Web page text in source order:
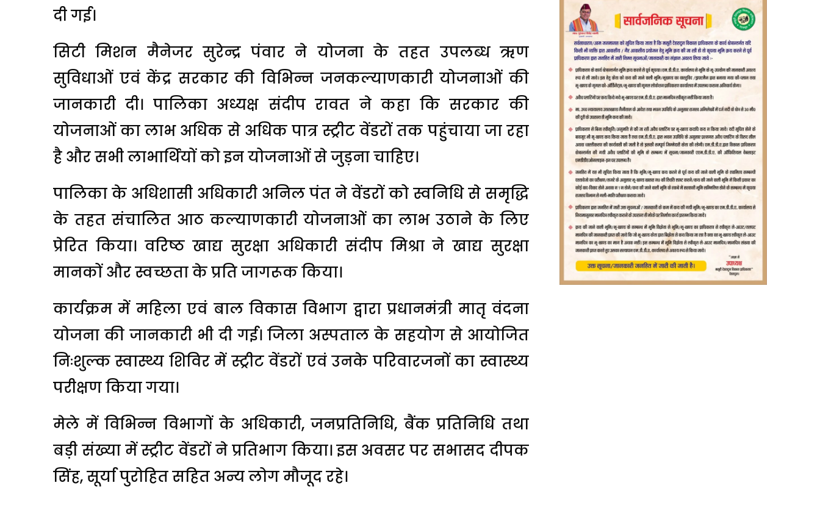
दी गई।
सिटी मिशन मैनेजर सुरेन्द्र पंवार ने योजना के तहत उपलब्ध ऋण
सुविधाओं एवं केंद्र सरकार की विभिन्न जनकल्याणकारी योजनाओं की
जानकारी दी। पालिका अध्यक्ष संदीप रावत ने कहा कि सरकार की
योजनाओं का लाभ अधिक से अधिक पात्र स्ट्रीट वेंडरों तक पहुंचाया जा रहा
है और सभी लाभार्थियों को इन योजनाओं से जुड़ना चाहिए।
पालिका के अधिशासी अधिकारी अनिल पंत ने वेंडरों को स्वनिधि से समृद्धि
के तहत संचालित आठ कल्याणकारी योजनाओं का लाभ उठाने के लिए
प्रेरित किया। वरिष्ठ खाद्य सुरक्षा अधिकारी संदीप मिश्रा ने खाद्य सुरक्षा
मानकों और स्वच्छता के प्रति जागरूक किया।
कार्यक्रम में महिला एवं बाल विकास विभाग द्वारा प्रधानमंत्री मातृ वंदना
योजना की जानकारी भी दी गई। जिला अस्पताल के सहयोग से आयोजित
निःशुल्क स्वास्थ्य शिविर में स्ट्रीट वेंडरों एवं उनके परिवारजनों का स्वास्थ्य
परीक्षण किया गया।
मेले में विभिन्न विभागों के अधिकारी, जनप्रतिनिधि, बैंक प्रतिनिधि तथा
बड़ी संख्या में स्ट्रीट वेंडरों ने प्रतिभाग किया। इस अवसर पर सभासद दीपक
सिंह, सूर्या पुरोहित सहित अन्य लोग मौजूद रहे।